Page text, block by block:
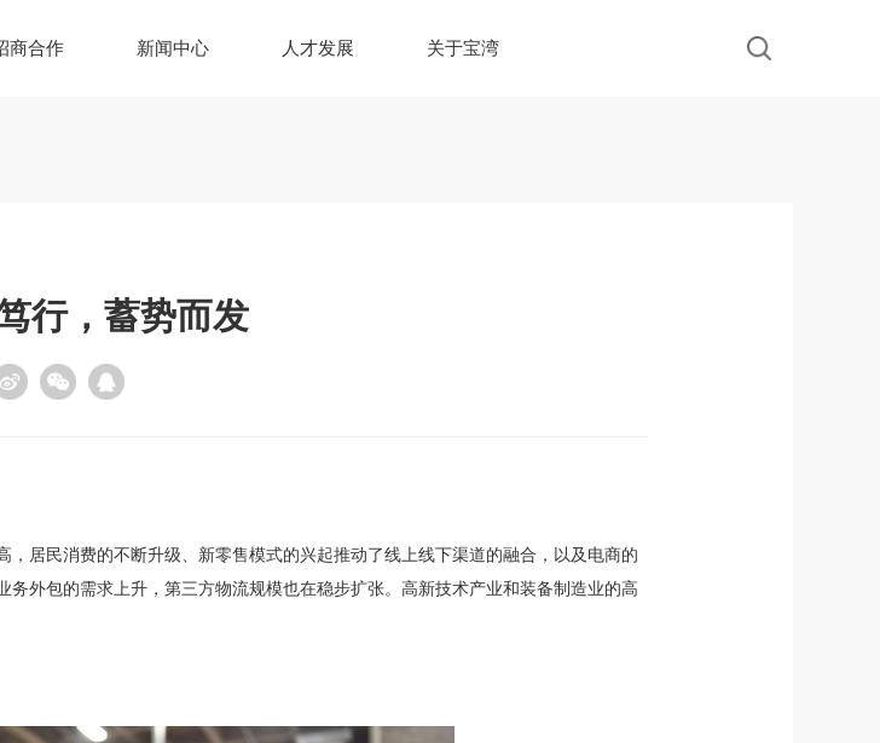
商合作 新闻中心 人才发展 关于宝湾
行，蓄势而发
居民消费的不断升级、新零售模式的兴起推动了线上线下渠道的融合，以及电商的
外包的需求上升，第三方物流规模也在稳步扩张。高新技术产业和装备制造业的高